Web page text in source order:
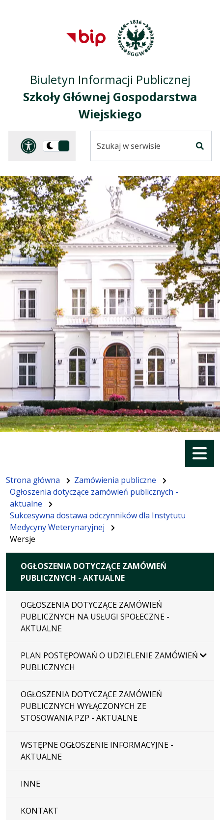
Przejdź do
głównego menu
Przejdź do treści
Przejdź do mapy
serwisu
Biuletyn Informacji Publicznej
Szkoły Głównej Gospodarstwa
Wiejskiego
Panel dostosowania
Przełącz
ciemną
serwisie
Menu
Strona główna
Zamówienia publiczne
Ogłoszenia dotyczące zamówień publicznych -
aktualne
Sukcesywna dostawa odczynników dla Instytutu
Medycyny Weterynaryjnej
Wersje
OGŁOSZENIA DOTYCZĄCE ZAMÓWIEŃ
PUBLICZNYCH - AKTUALNE
OGŁOSZENIA DOTYCZĄCE ZAMÓWIEŃ
PUBLICZNYCH NA USŁUGI SPOŁECZNE -
AKTUALNE
PLAN POSTĘPOWAŃ O UDZIELENIE ZAMÓWIEŃ
PUBLICZNYCH
OGŁOSZENIA DOTYCZĄCE ZAMÓWIEŃ
PUBLICZNYCH WYŁĄCZONYCH ZE
STOSOWANIA PZP - AKTUALNE
WSTĘPNE OGŁOSZENIE INFORMACYJNE -
AKTUALNE
INNE
KONTAKT